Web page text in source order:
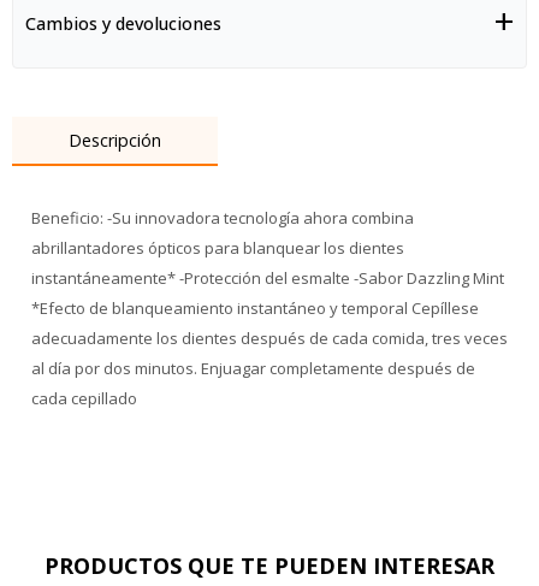
Cambios y devoluciones
Descripción
Beneficio: -Su innovadora tecnología ahora combina
abrillantadores ópticos para blanquear los dientes
instantáneamente* -Protección del esmalte -Sabor Dazzling Mint
*Efecto de blanqueamiento instantáneo y temporal Cepíllese
adecuadamente los dientes después de cada comida, tres veces
al día por dos minutos. Enjuagar completamente después de
cada cepillado
PRODUCTOS QUE TE PUEDEN INTERESAR